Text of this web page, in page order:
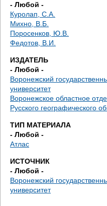
ы
з
д
е
с
ь
- Любой -
Куролап, С.А.
Михно, В.Б.
Поросенков, Ю.В.
Федотов, В.И.
ИЗДАТЕЛЬ
- Любой -
Воронежский
университет
Воронежское областное
Русского географического
ТИП МАТЕРИАЛА
- Любой -
Атлас
ИСТОЧНИК
- Любой -
Воронежский
университет